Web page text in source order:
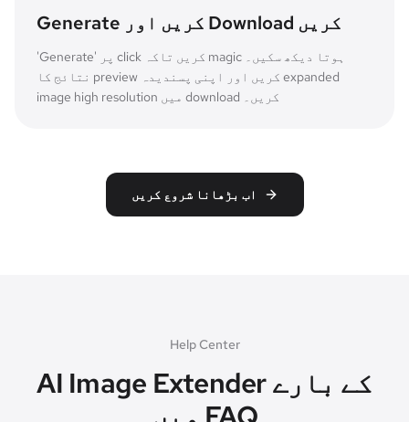
Generate کریں اور Download کریں
'Generate' پر click کریں تاکہ magic ہوتا دیکھ سکیں۔
نتائج کا preview کریں اور اپنی پسندیدہ expanded
image high resolution میں download کریں۔
اب بڑھانا شروع کریں
Help Center
AI Image Extender کے بارے